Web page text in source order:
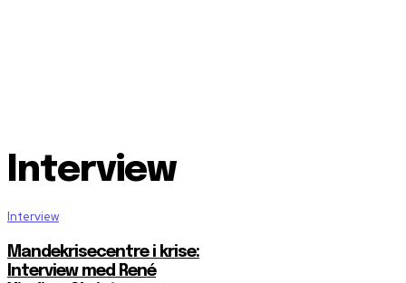
Interview
Interview
Mandekrisecentre i krise:
Interview med René